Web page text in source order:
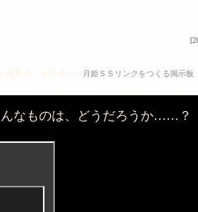
高安 氏、神乃 氏―― 月姫ＳＳリンクをつくる掲示板
なものは、どうだろうか……？